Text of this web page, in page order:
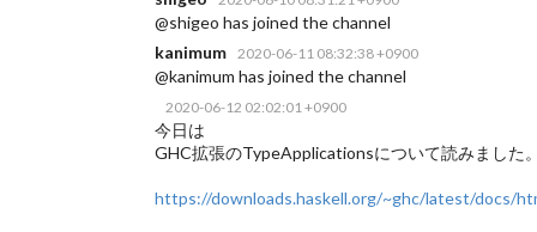
@shigeo has joined the channel
kanimum
2020-06-11 08:32:38 +0900
@kanimum has joined the channel
2020-06-12 02:02:01 +0900
今日は
GHC拡張のTypeApplicationsについて読みました
https://downloads.haskell.org/~ghc/latest/docs/